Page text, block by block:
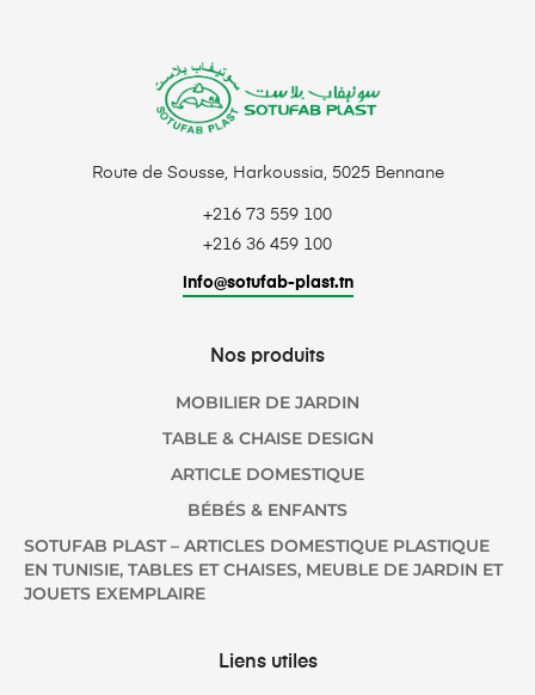
Route de Sousse, Harkoussia, 5025 Bennane
+216 73 559 100
+216 36 459 100
info@sotufab-plast.tn
Nos produits
MOBILIER DE JARDIN
TABLE & CHAISE DESIGN
ARTICLE DOMESTIQUE
BÉBÉS & ENFANTS
SOTUFAB PLAST – ARTICLES DOMESTIQUE PLASTIQUE
EN TUNISIE, TABLES ET CHAISES, MEUBLE DE JARDIN ET
JOUETS EXEMPLAIRE
Liens utiles